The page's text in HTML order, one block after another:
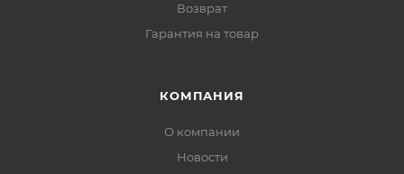
Возврат
Гарантия на товар
КОМПАНИЯ
О компании
Новости